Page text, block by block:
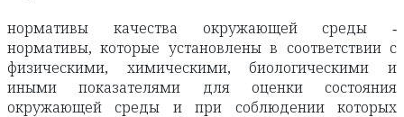
нормативы качества окружающей среды -
нормативы, которые установлены в соответствии с
физическими, химическими, биологическими и
иными показателями для оценки состояния
окружающей среды и при соблюдении которых